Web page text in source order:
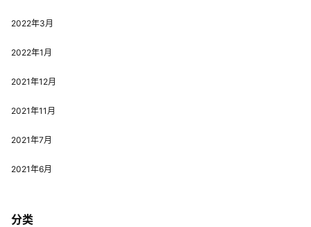
2022年3月
2022年1月
2021年12月
2021年11月
2021年7月
2021年6月
分类